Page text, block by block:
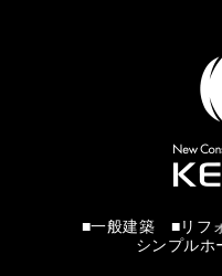
■一般建築 ■リフ
シンプル